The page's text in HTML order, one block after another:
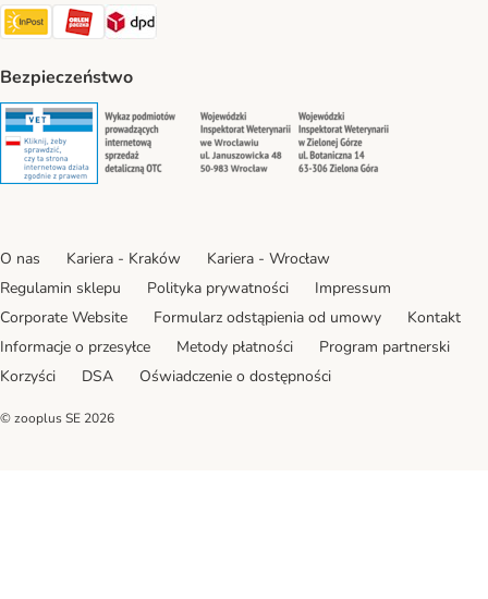
Paczkomat® Shipping Method
ORLEN Paczka Shipping Method
DPD Shipping Method
Bezpieczeństwo
Security Security Security
O nas Kariera - Kraków
Kariera - Wrocław
Regulamin sklepu
Polityka prywatności
Impressum
Corporate Website
Formularz odstąpienia od umowy
Kontakt
Informacje o przesyłce
Metody płatności
Program partnerski
Korzyści
DSA Oświadczenie o dostępności
© zooplus SE 2026